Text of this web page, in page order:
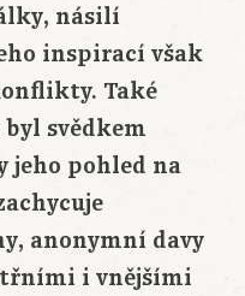
násilí
inspirací však
Také
svědkem
pohled na
anonymní davy
i vnějšími